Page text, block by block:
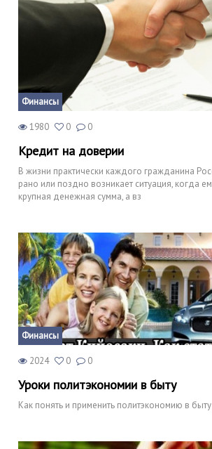
Финансы
1980 0 0
Кредит на доверии
В жизни практически каждого гражданина
рано или поздно возникает ситуация, когда
крупная денежная сумма, а вз
Финансы
2024 0 0
Уроки политэкономии в быту
Как понять и применить политэкономию в быту